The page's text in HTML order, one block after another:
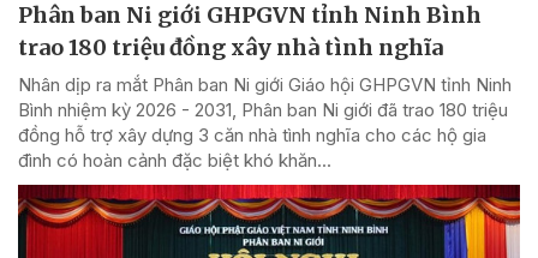
Phân ban Ni giới GHPGVN tỉnh Ninh Bình
trao 180 triệu đồng xây nhà tình nghĩa
Nhân dịp ra mắt Phân ban Ni giới Giáo hội GHPGVN tỉnh Ninh
Bình nhiệm kỳ 2026 - 2031, Phân ban Ni giới đã trao 180 triệu
đồng hỗ trợ xây dựng 3 căn nhà tình nghĩa cho các hộ gia
đình có hoàn cảnh đặc biệt khó khăn...